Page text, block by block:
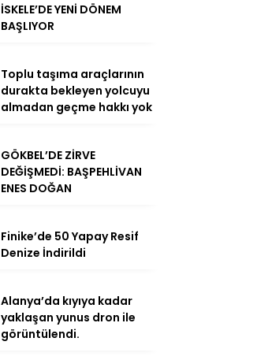
İSKELE’DE YENİ DÖNEM
BAŞLIYOR
Toplu taşıma araçlarının
durakta bekleyen yolcuyu
almadan geçme hakkı yok
GÖKBEL’DE ZİRVE
DEĞİŞMEDİ: BAŞPEHLİVAN
ENES DOĞAN
Finike’de 50 Yapay Resif
Denize İndirildi
Alanya’da kıyıya kadar
yaklaşan yunus dron ile
görüntülendi.